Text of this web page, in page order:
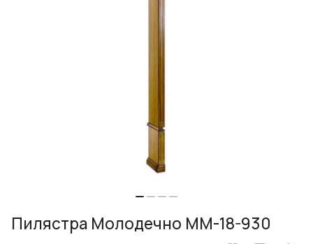
Пилястра Молодечно ММ-18-930